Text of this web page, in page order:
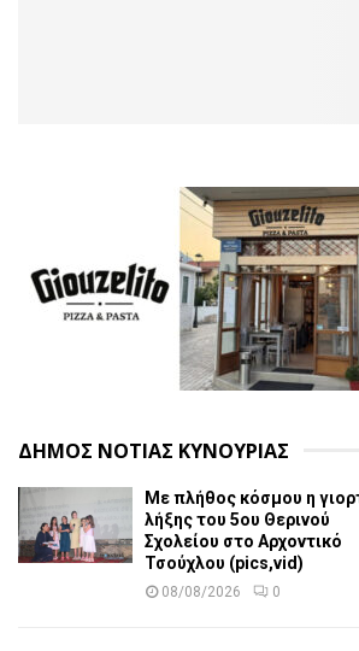
ΔΗΜΟΣ ΝΟΤΙΑΣ ΚΥΝΟΥΡΙΑΣ
Με πλήθος κόσμου η
λήξης του 5ου Θερινού
Σχολείου στο Αρχοντικό
Τσούχλου (pics,vid)
08/08/2026 0